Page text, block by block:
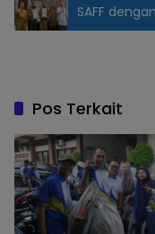
SAFF
Pos Terkait